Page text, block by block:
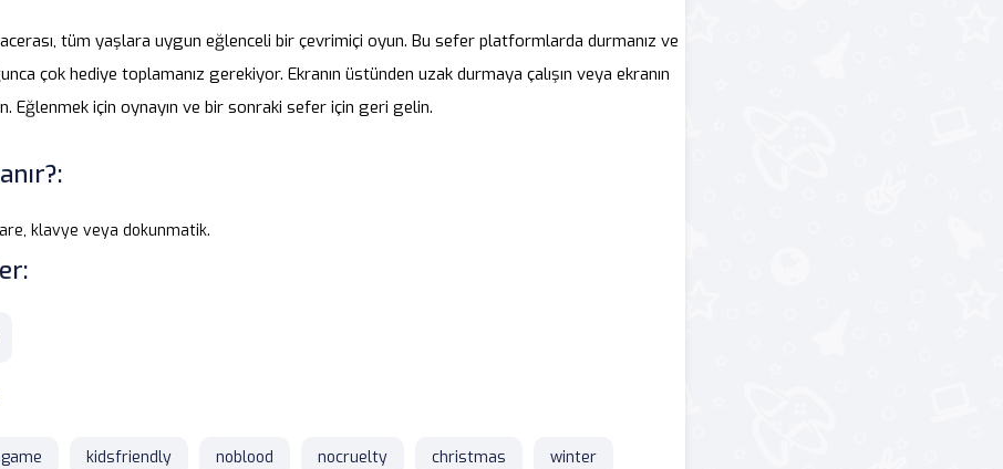
tüm yaşlara uygun eğlenceli bir çevrimiçi oyun. Bu sefer platformlarda durmanız ve
çok hediye toplamanız gerekiyor. Ekranın üstünden uzak durmaya çalışın veya ekranın
Eğlenmek için oynayın ve bir sonraki sefer için geri gelin.
klavye veya dokunmatik.
kidsfriendly noblood nocruelty christmas winter